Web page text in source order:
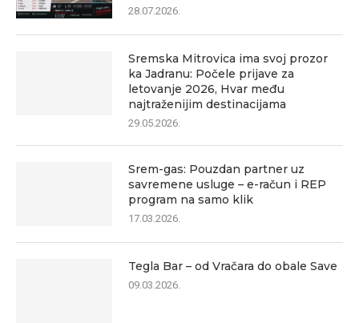
28.07.2026.
Sremska Mitrovica ima svoj prozor
ka Jadranu: Počele prijave za
letovanje 2026, Hvar među
najtraženijim destinacijama
29.05.2026.
Srem-gas: Pouzdan partner uz
savremene usluge – e-račun i REP
program na samo klik
17.03.2026.
Tegla Bar – od Vračara do obale Save
09.03.2026.